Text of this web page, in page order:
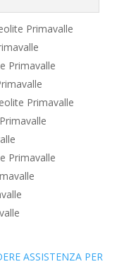
Primavalle
Primavalle
Primavalle
Primavalle
ASSISTENZA PER